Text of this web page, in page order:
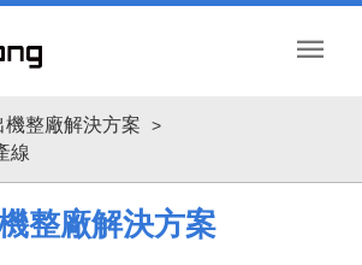
menu
機整廠解決方案
線
整廠解決方案